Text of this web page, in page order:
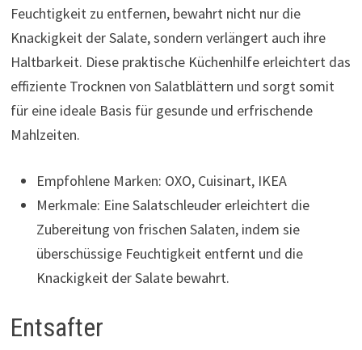
Feuchtigkeit zu entfernen, bewahrt nicht nur die
Knackigkeit der Salate, sondern verlängert auch ihre
Haltbarkeit. Diese praktische Küchenhilfe erleichtert das
effiziente Trocknen von Salatblättern und sorgt somit
für eine ideale Basis für gesunde und erfrischende
Mahlzeiten.
Empfohlene Marken: OXO, Cuisinart, IKEA
Merkmale: Eine Salatschleuder erleichtert die
Zubereitung von frischen Salaten, indem sie
überschüssige Feuchtigkeit entfernt und die
Knackigkeit der Salate bewahrt.
Entsafter